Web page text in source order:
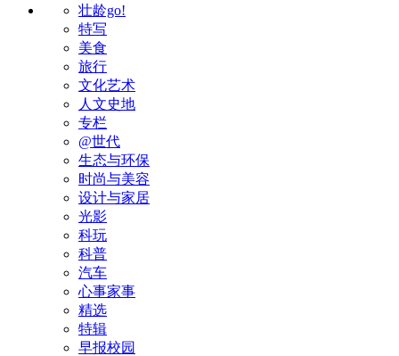
壮龄go!
特写
美食
旅行
文化艺术
人文史地
专栏
@世代
生态与环保
时尚与美容
设计与家居
光影
科玩
科普
汽车
心事家事
精选
特辑
早报校园